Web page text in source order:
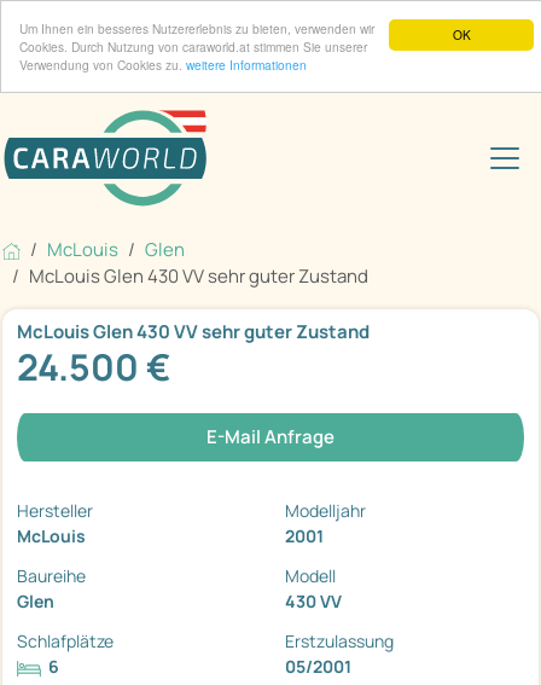
OK
Um Ihnen ein besseres Nutzererlebnis zu bieten, verwenden wir
Cookies. Durch Nutzung von caraworld.at stimmen Sie unserer
Verwendung von Cookies zu. weitere Informationen
McLouis
Glen
McLouis Glen 430 VV sehr guter Zustand
McLouis Glen 430 VV sehr guter Zustand
24.500 €
E-Mail Anfrage
Hersteller
McLouis
Modelljahr
2001
Baureihe
Glen
Modell
430 VV
Schlafplätze
6
Erstzulassung
05/2001